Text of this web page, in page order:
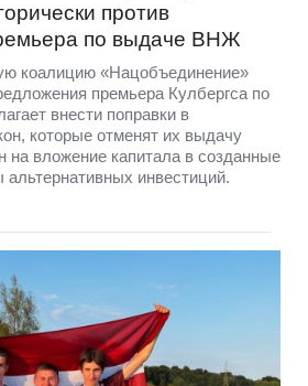
против
по выдаче ВНЖ
коалицию «Нацобъединение»
премьера Кулбергса по
внести поправки в
которые отменят их выдачу
на вложение капитала в созданные
инвестиций.